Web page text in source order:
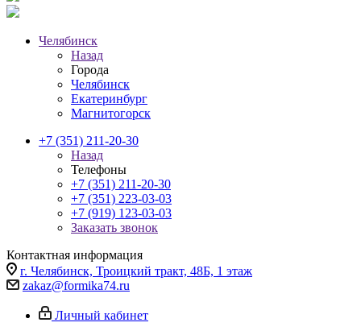
Челябинск
Назад
Города
Челябинск
Екатеринбург
Магнитогорск
+7 (351) 211-20-30
Назад
Телефоны
+7 (351) 211-20-30
+7 (351) 223-03-03
+7 (919) 123-03-03
Заказать звонок
Контактная информация
г. Челябинск, Троицкий тракт, 48Б, 1 этаж
zakaz@formika74.ru
Личный кабинет